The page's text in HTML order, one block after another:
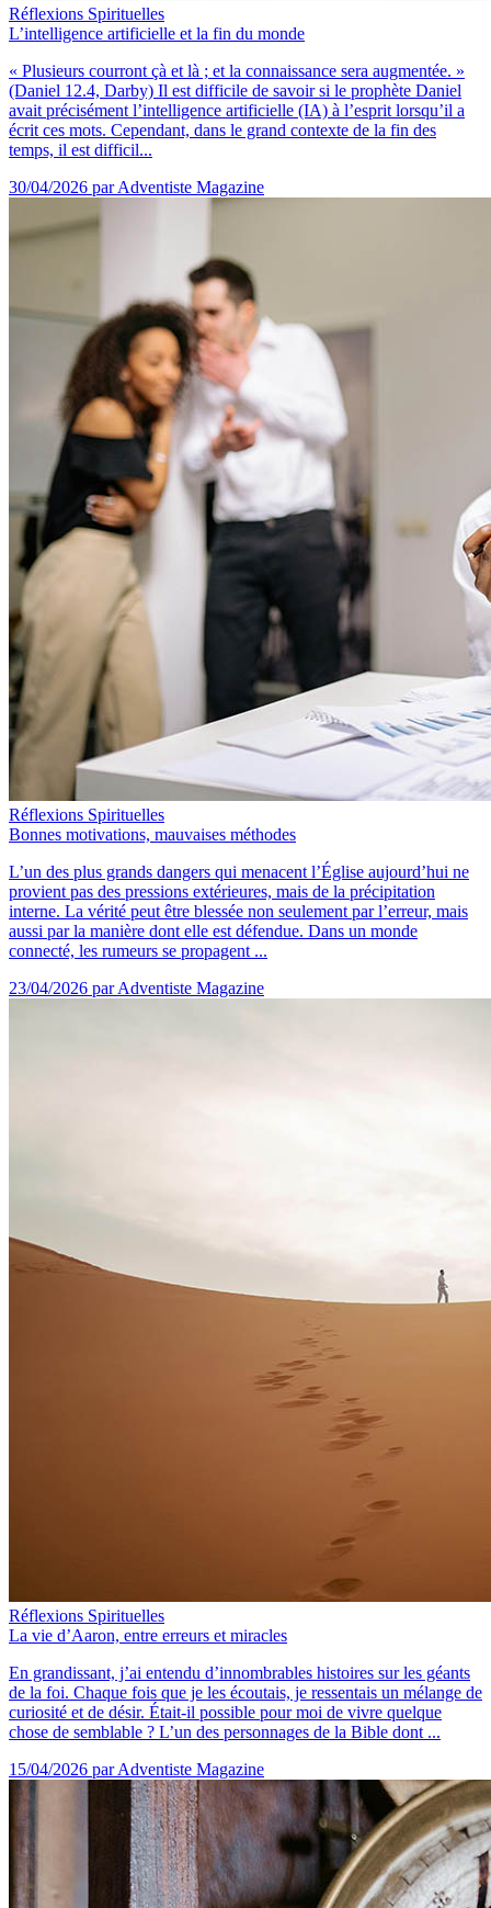
Réflexions Spirituelles
L’intelligence artificielle et la fin du monde
« Plusieurs courront çà et là ; et la connaissance sera augmentée. »
(Daniel 12.4, Darby) Il est difficile de savoir si le prophète Daniel
avait précisément l’intelligence artificielle (IA) à l’esprit lorsqu’il a
écrit ces mots. Cependant, dans le grand contexte de la fin des
temps, il est difficil...
30/04/2026 par Adventiste Magazine
Réflexions Spirituelles
Bonnes motivations, mauvaises méthodes
L’un des plus grands dangers qui menacent l’Église aujourd’hui ne
provient pas des pressions extérieures, mais de la précipitation
interne. La vérité peut être blessée non seulement par l’erreur, mais
aussi par la manière dont elle est défendue. Dans un monde
connecté, les rumeurs se propagent ...
23/04/2026 par Adventiste Magazine
Réflexions Spirituelles
La vie d’Aaron, entre erreurs et miracles
En grandissant, j’ai entendu d’innombrables histoires sur les géants
de la foi. Chaque fois que je les écoutais, je ressentais un mélange de
curiosité et de désir. Était-il possible pour moi de vivre quelque
chose de semblable ? L’un des personnages de la Bible dont ...
15/04/2026 par Adventiste Magazine